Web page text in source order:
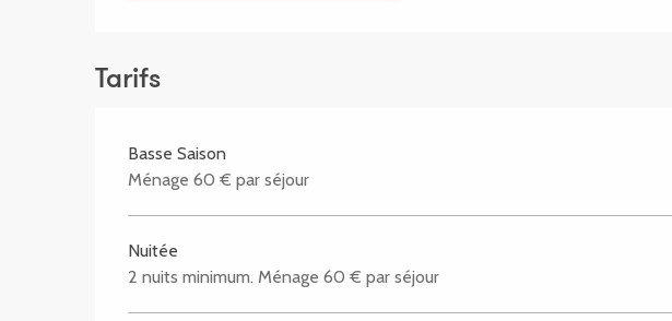
Tarifs
Basse Saison
Ménage 60 € par séjour
Nuitée
2 nuits minimum. Ménage 60 € par séjour